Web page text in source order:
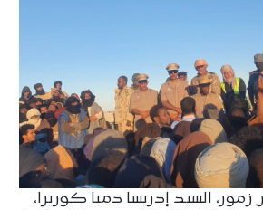
زمور، السيد إدريسا دمبا كوريرا،